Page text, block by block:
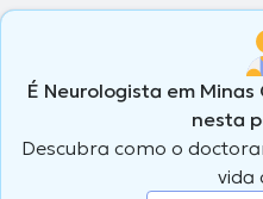
É Neurologista em
nesta
Descubra como o
vida